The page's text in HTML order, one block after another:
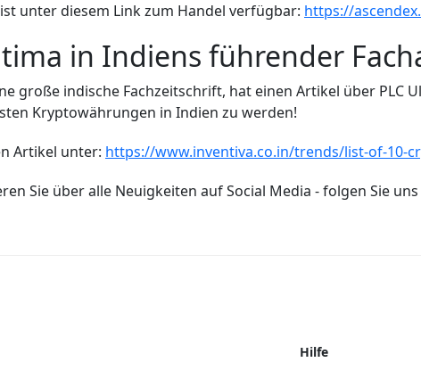
ist unter diesem Link zum Handel verfügbar: https://
in Indiens führender
große indische Fachzeitschrift, hat einen Artikel über PLC
Kryptowährungen in Indien zu werden!
Artikel unter: https://www.inventiva.co.in/trends/list-of-10-
Sie über alle Neuigkeiten auf Social Media - folgen Sie
Hilfe